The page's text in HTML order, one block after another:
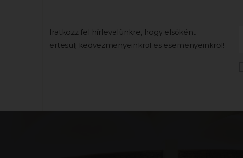
Iratkozz fel hírlevelünkre, hogy elsőként
értesülj kedvezményeinkről és eseményeinkről!